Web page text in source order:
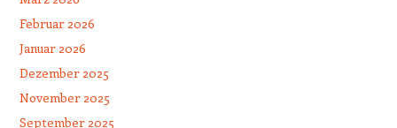
Februar 2026
Januar 2026
Dezember 2025
November 2025
September 2025